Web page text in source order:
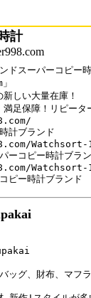
計
ドスーパーコピー
しい大量在庫！
満足保障！リピー
計ブランド
ーコピー時計ブラ
ピー時計ブランド
ッグ、財布、マ